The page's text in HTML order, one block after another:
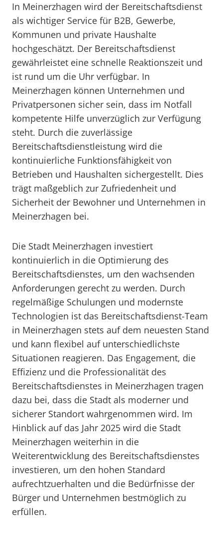
In Meinerzhagen wird der Bereitschaftsdienst
als wichtiger Service für B2B, Gewerbe,
Kommunen und private Haushalte
hochgeschätzt. Der Bereitschaftsdienst
gewährleistet eine schnelle Reaktionszeit und
ist rund um die Uhr verfügbar. In
Meinerzhagen können Unternehmen und
Privatpersonen sicher sein, dass im Notfall
kompetente Hilfe unverzüglich zur Verfügung
steht. Durch die zuverlässige
Bereitschaftsdienstleistung wird die
kontinuierliche Funktionsfähigkeit von
Betrieben und Haushalten sichergestellt. Dies
trägt maßgeblich zur Zufriedenheit und
Sicherheit der Bewohner und Unternehmen in
Meinerzhagen bei.
Die Stadt Meinerzhagen investiert
kontinuierlich in die Optimierung des
Bereitschaftsdienstes, um den wachsenden
Anforderungen gerecht zu werden. Durch
regelmäßige Schulungen und modernste
Technologien ist das Bereitschaftsdienst-Team
in Meinerzhagen stets auf dem neuesten Stand
und kann flexibel auf unterschiedlichste
Situationen reagieren. Das Engagement, die
Effizienz und die Professionalität des
Bereitschaftsdienstes in Meinerzhagen tragen
dazu bei, dass die Stadt als moderner und
sicherer Standort wahrgenommen wird. Im
Hinblick auf das Jahr 2025 wird die Stadt
Meinerzhagen weiterhin in die
Weiterentwicklung des Bereitschaftsdienstes
investieren, um den hohen Standard
aufrechtzuerhalten und die Bedürfnisse der
Bürger und Unternehmen bestmöglich zu
erfüllen.